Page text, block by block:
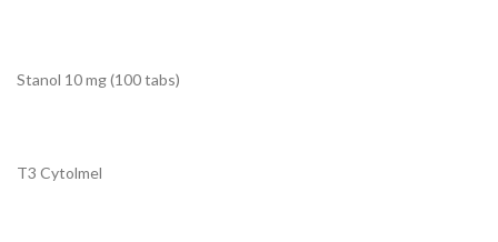
Stanol 10 mg (100 tabs)
T3 Cytolmel